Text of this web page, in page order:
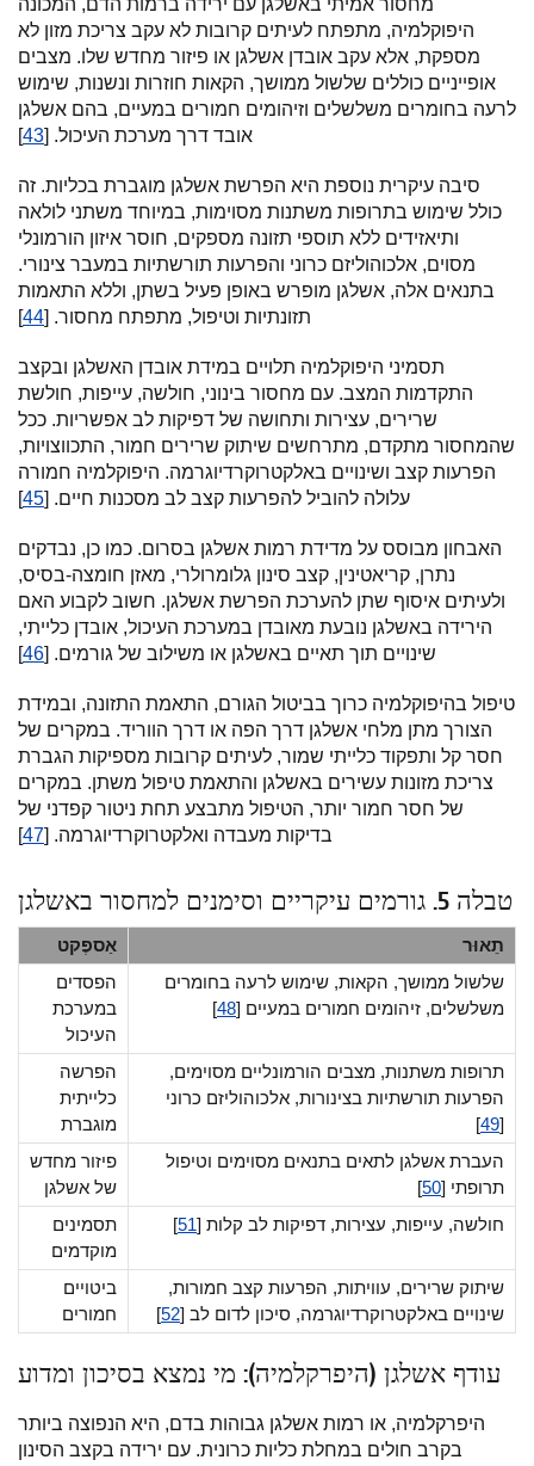
מחסור אמיתי באשלגן עם ירידה ברמות הדם, המכונה
היפוקלמיה, מתפתח לעיתים קרובות לא עקב צריכת מזון לא
מספקת, אלא עקב אובדן אשלגן או פיזור מחדש שלו. מצבים
אופייניים כוללים שלשול ממושך, הקאות חוזרות ונשנות, שימוש
לרעה בחומרים משלשלים וזיהומים חמורים במעיים, בהם אשלגן
אובד דרך מערכת העיכול. [43
]
סיבה עיקרית נוספת היא הפרשת אשלגן מוגברת בכליות. זה
כולל שימוש בתרופות משתנות מסוימות, במיוחד משתני לולאה
ותיאזידים ללא תוספי תזונה מספקים, חוסר איזון הורמונלי
מסוים, אלכוהוליזם כרוני והפרעות תורשתיות במעבר צינורי.
בתנאים אלה, אשלגן מופרש באופן פעיל בשתן, וללא התאמות
תזונתיות וטיפול, מתפתח מחסור. [44
]
תסמיני היפוקלמיה תלויים במידת אובדן האשלגן ובקצב
התקדמות המצב. עם מחסור בינוני, חולשה, עייפות, חולשת
שרירים, עצירות ותחושה של דפיקות לב אפשריות. ככל
שהמחסור מתקדם, מתרחשים שיתוק שרירים חמור, התכווצויות,
הפרעות קצב ושינויים באלקטרוקרדיוגרמה. היפוקלמיה חמורה
עלולה להוביל להפרעות קצב לב מסכנות חיים. [45
]
האבחון מבוסס על מדידת רמות אשלגן בסרום. כמו כן, נבדקים
נתרן, קריאטינין, קצב סינון גלומרולרי, מאזן חומצה-בסיס,
ולעיתים איסוף שתן להערכת הפרשת אשלגן. חשוב לקבוע האם
הירידה באשלגן נובעת מאובדן במערכת העיכול, אובדן כלייתי,
שינויים תוך תאיים באשלגן או משילוב של גורמים. [46
]
טיפול בהיפוקלמיה כרוך בביטול הגורם, התאמת התזונה, ובמידת
הצורך מתן מלחי אשלגן דרך הפה או דרך הווריד. במקרים של
חסר קל ותפקוד כלייתי שמור, לעיתים קרובות מספיקות הגברת
צריכת מזונות עשירים באשלגן והתאמת טיפול משתן. במקרים
של חסר חמור יותר, הטיפול מתבצע תחת ניטור קפדני של
בדיקות מעבדה ואלקטרוקרדיוגרמה. [47
]
טבלה 5. גורמים עיקריים וסימנים למחסור באשלגן
אַספֶּקט
תֵאוּר
הפסדים
במערכת
העיכול
שלשול ממושך, הקאות, שימוש לרעה בחומרים
משלשלים, זיהומים חמורים במעיים [48
]
הפרשה
כלייתית
מוגברת
תרופות משתנות, מצבים הורמונליים מסוימים,
הפרעות תורשתיות בצינורות, אלכוהוליזם כרוני
[
49
]
פיזור מחדש
של אשלגן
העברת אשלגן לתאים בתנאים מסוימים וטיפול
תרופתי [50
]
תסמינים
מוקדמים
חולשה, עייפות, עצירות, דפיקות לב קלות [51
]
ביטויים
חמורים
שיתוק שרירים, עוויתות, הפרעות קצב חמורות,
שינויים באלקטרוקרדיוגרמה, סיכון לדום לב [52
]
עודף אשלגן (היפרקלמיה): מי נמצא בסיכון ומדוע
היפרקלמיה, או רמות אשלגן גבוהות בדם, היא הנפוצה ביותר
בקרב חולים במחלת כליות כרונית. עם ירידה בקצב הסינון